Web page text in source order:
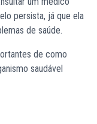
persista, já que ela
de saúde.
de como
saudável